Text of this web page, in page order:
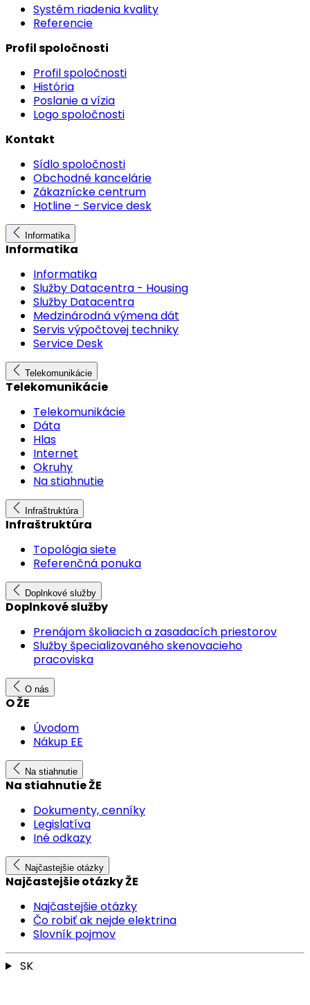
Systém riadenia kvality
Referencie
Profil spoločnosti
Profil spoločnosti
História
Poslanie a vízia
Logo spoločnosti
Kontakt
Sídlo spoločnosti
Obchodné kancelárie
Zákaznícke centrum
Hotline - Service desk
Informatika
Informatika
Informatika
Služby Datacentra - Housing
Služby Datacentra
Medzinárodná výmena dát
Servis výpočtovej techniky
Service Desk
Telekomunikácie
Telekomunikácie
Telekomunikácie
Dáta
Hlas
Internet
Okruhy
Na stiahnutie
Infraštruktúra
Infraštruktúra
Topológia siete
Referenčná ponuka
Doplnkové služby
Doplnkové služby
Prenájom školiacich a zasadacích priestorov
Služby špecializovaného skenovacieho
pracoviska
O nás
O ŽE
Úvodom
Nákup EE
Na stiahnutie
Na stiahnutie ŽE
Dokumenty, cenníky
Legislatíva
Iné odkazy
Najčastejšie otázky
Najčastejšie otázky ŽE
Najčastejšie otázky
Čo robiť ak nejde elektrina
Slovník pojmov
SK